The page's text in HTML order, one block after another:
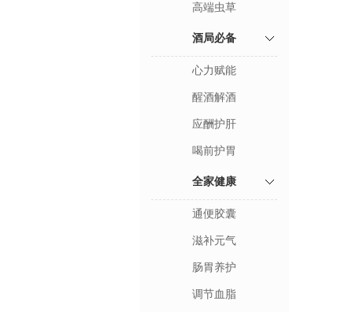
高端虫草
酒局必备
心力赋能
醒酒解酒
应酬护肝
喝前护胃
全家健康
通便胶囊
滋补元气
肠胃养护
调节血脂